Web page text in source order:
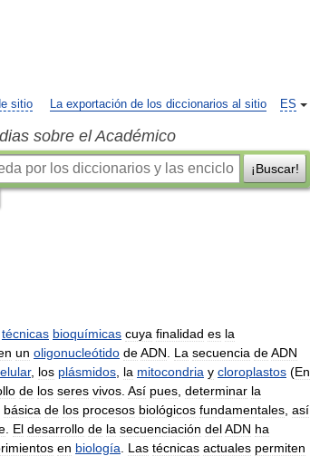
ES
sitio La exportación de los diccionarios al sitio
sobre el Académico
¡Buscar!
técnicas bioquímicas cuya finalidad es la
un oligonucleótido deADN La secuencia deADN
, los plásmidos la mitocondria y cloroplastos (En
de los seres vivos Así pues determinar la
básica de los procesos biológicos fundamentales así
El desarrollo de la secuenciación delADN ha
en biología Las técnicas actuales permiten